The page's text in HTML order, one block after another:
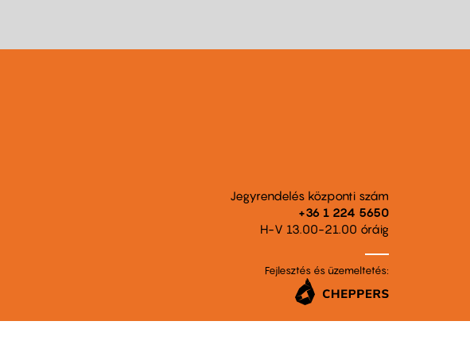
Jegyrendelés központi szám
+36 1 224 5650
H-V 13.00-21.00 óráig
Fejlesztés és üzemeltetés: